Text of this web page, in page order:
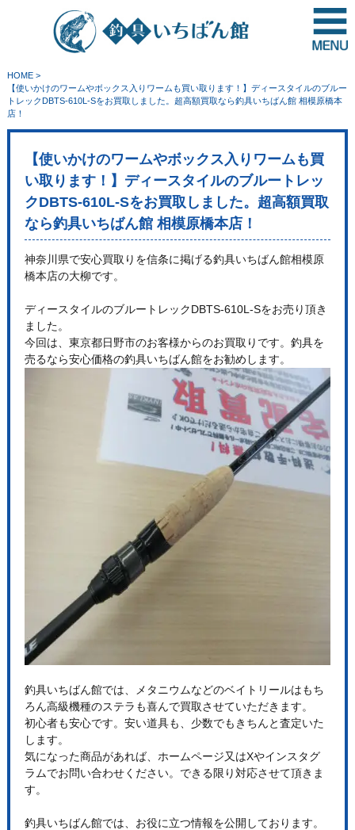
HOME>
【使いかけのワームやボックス入りワームも買い取ります！】ディースタイルのブルー
トレックDBTS-610L-Sをお買取しました。超高額買取なら釣具いちばん館 相模原橋本
店！
【使いかけのワームやボックス入りワームも買
い取ります！】ディースタイルのブルートレッ
クDBTS-610L-Sをお買取しました。超高額買取
なら釣具いちばん館 相模原橋本店！
神奈川県で安心買取りを信条に掲げる釣具いちばん館相模原
橋本店の大柳です。
ディースタイルのブルートレックDBTS-610L-Sをお売り頂き
ました。
今回は、東京都日野市のお客様からのお買取りです。釣具を
売るなら安心価格の釣具いちばん館をお勧めします。
釣具いちばん館では、メタニウムなどのベイトリールはもち
ろん高級機種のステラも喜んで買取させていただきます。
初心者も安心です。安い道具も、少数でもきちんと査定いた
します。
気になった商品があれば、ホームページ又はXやインスタグ
ラムでお問い合わせください。できる限り対応させて頂きま
す。
釣具いちばん館では、お役に立つ情報を公開しております。